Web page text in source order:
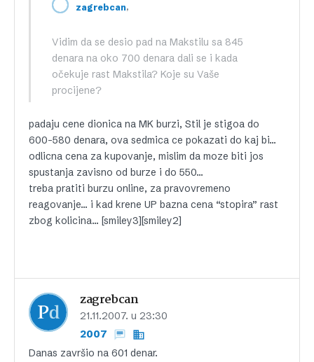
zagrebcan,
Vidim da se desio pad na Makstilu sa 845
denara na oko 700 denara dali se i kada
očekuje rast Makstila? Koje su Vaše
procijene?
padaju cene dionica na MK burzi, Stil je stigoa do
600-580 denara, ova sedmica ce pokazati do kaj bi…
odlicna cena za kupovanje, mislim da moze biti jos
spustanja zavisno od burze i do 550…
treba pratiti burzu online, za pravovremeno
reagovanje… i kad krene UP bazna cena “stopira” rast
zbog kolicina… [smiley3][smiley2]
zagrebcan
21.11.2007. u 23:30
2007
Danas završio na 601 denar.